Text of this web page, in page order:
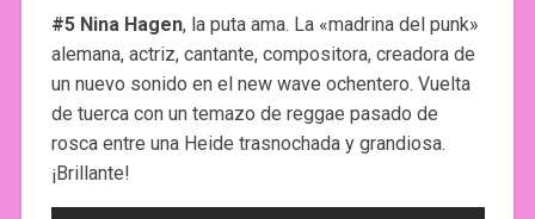
#5 Nina Hagen, la puta ama. La «madrina del punk»
alemana, actriz, cantante, compositora, creadora de
un nuevo sonido en el new wave ochentero. Vuelta
de tuerca con un temazo de reggae pasado de
rosca entre una Heide trasnochada y grandiosa.
¡Brillante!